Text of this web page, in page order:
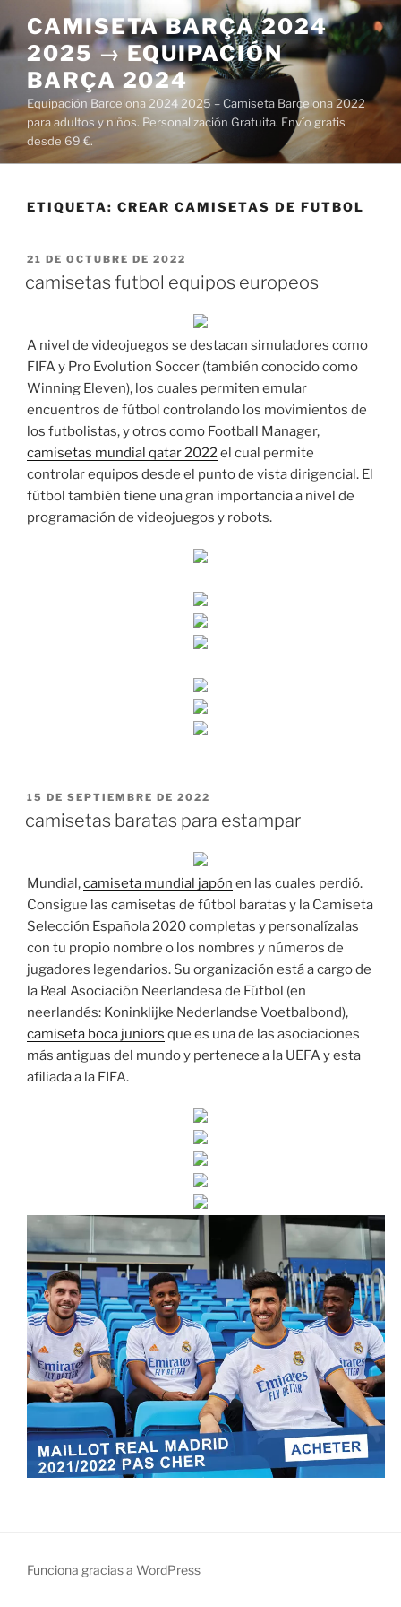
al
contenido
CAMISETA BARÇA 2024
2025 → EQUIPACIÓN
BARÇA 2024
Equipación Barcelona 2024 2025 – Camiseta Barcelona 2022
para adultos y niños. Personalización Gratuita. Envío gratis
desde 69 €.
ETIQUETA: CREAR CAMISETAS DE FUTBOL
PUBLICADO
21 DE OCTUBRE DE 2022
camisetas futbol equipos europeos
A nivel de videojuegos se destacan simuladores como
FIFA y Pro Evolution Soccer (también conocido como
Winning Eleven), los cuales permiten emular
encuentros de fútbol controlando los movimientos de
los futbolistas, y otros como Football Manager,
camisetas mundial qatar 2022el cual permite
controlar equipos desde el punto de vista dirigencial. El
fútbol también tiene una gran importancia a nivel de
programación de videojuegos y robots.
PUBLICADO
15 DE SEPTIEMBRE DE 2022
camisetas baratas para estampar
Mundial,camiseta mundial japón en las cuales perdió.
Consigue las camisetas de fútbol baratas y la Camiseta
Selección Española 2020 completas y personalízalas
con tu propio nombre o los nombres y números de
jugadores legendarios. Su organización está a cargo de
la Real Asociación Neerlandesa de Fútbol (en
neerlandés: Koninklijke Nederlandse Voetbalbond),
camiseta boca juniors que es una de las asociaciones
más antiguas del mundo y pertenece a la UEFA y esta
afiliada a la FIFA.
Funciona gracias a WordPress